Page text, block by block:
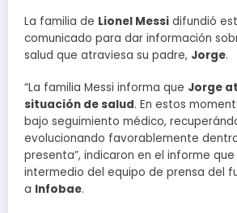
La familia de Lionel Messi difundió
comunicado para dar información
salud que atraviesa su padre, Jorge.
“La familia Messi informa que Jorge
situación de salud. En estos
bajo seguimiento médico,
evolucionando favorablemente
presenta”, indicaron en el informe
intermedio del equipo de prensa del
a Infobae.